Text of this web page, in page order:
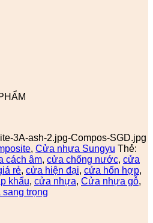
3A-ash-2.jpg-Compos-SGD.jpg
, Cửa nhựa Sungyu Thẻ:
cách âm, cửa chống nước, cửa
rẻ, cửa hiện đại, cửa hổn hợp,
khẩu, cửa nhựa, Cửa nhựa gỗ,
sang trọng